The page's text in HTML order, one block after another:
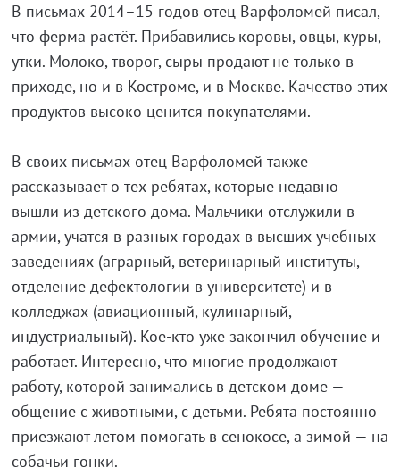
В письмах 2014–15 годов отец Варфоломей писал,
что ферма растёт. Прибавились коровы, овцы, куры,
утки. Молоко, творог, сыры продают не только в
приходе, но и в Костроме, и в Москве. Качество этих
продуктов высоко ценится покупателями.
В своих письмах отец Варфоломей также
рассказывает о тех ребятах, которые недавно
вышли из детского дома. Мальчики отслужили в
армии, учатся в разных городах в высших учебных
заведениях (аграрный, ветеринарный институты,
отделение дефектологии в университете) и в
колледжах (авиационный, кулинарный,
индустриальный). Кое-кто уже закончил обучение и
работает. Интересно, что многие продолжают
работу, которой занимались в детском доме —
общение с животными, с детьми. Ребята постоянно
приезжают летом помогать в сенокосе, а зимой — на
собачьи гонки.